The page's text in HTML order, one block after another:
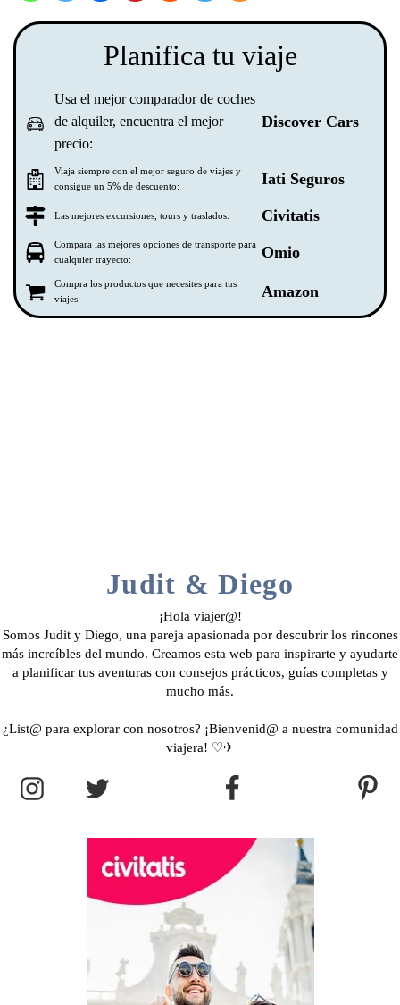
Planifica tu viaje
Usa el mejor comparador de coches
de alquiler, encuentra el mejor
precio:
Discover Cars
Viaja siempre con el mejor seguro de viajes y
consigue un 5% de descuento:
Iati Seguros
Las mejores excursiones, tours y traslados: Civitatis
Compara las mejores opciones de transporte para
cualquier trayecto:
Omio
Compra los productos que necesites para tus
viajes:
Amazon
Judit & Diego
¡Hola viajer@!
Somos Judit y Diego, una pareja apasionada por descubrir los rincones
más increíbles del mundo. Creamos esta web para inspirarte y ayudarte
a planificar tus aventuras con consejos prácticos, guías completas y
mucho más.
¿List@ para explorar con nosotros? ¡Bienvenid@ a nuestra comunidad
viajera! ♡✈︎